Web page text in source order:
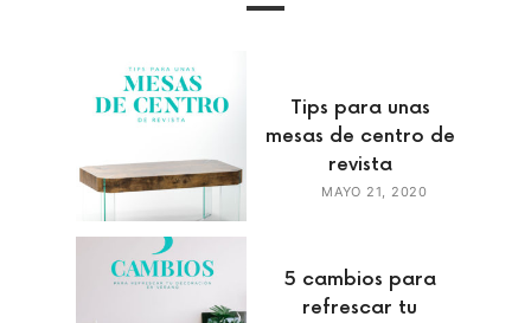
Tips para unas
mesas de centro de
revista
MAYO 21, 2020
5 cambios para
refrescar tu